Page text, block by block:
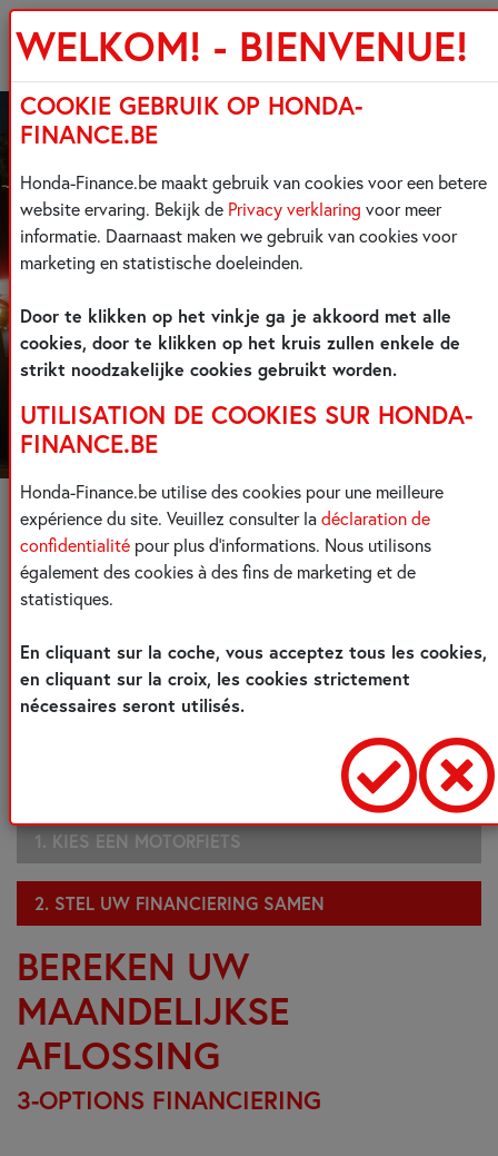
WELKOM! - BIENVENUE!
COOKIE GEBRUIK OP HONDA-
FINANCE.BE
Honda-Finance.be maakt gebruik van cookies voor een betere
website ervaring. Bekijk de Privacy verklaring voor meer
informatie. Daarnaast maken we gebruik van cookies voor
marketing en statistische doeleinden.
Door te klikken op het vinkje ga je akkoord met alle
cookies, door te klikken op het kruis zullen enkele de
strikt noodzakelijke cookies gebruikt worden.
UTILISATION DE COOKIES SUR HONDA-
FINANCE.BE
Honda-Finance.be utilise des cookies pour une meilleure
expérience du site. Veuillez consulter ladéclaration de
confidentialité pour plus d'informations. Nous utilisons
également des cookies à des fins de marketing et de
statistiques.
En cliquant sur la coche, vous acceptez tous les cookies,
en cliquant sur la croix, les cookies strictement
nécessaires seront utilisés.
LET OP, GELD
LENEN KOST OOK
1. KIES EEN MOTORFIETS
2. STEL UW FINANCIERING SAMEN
BEREKEN UW
MAANDELIJKSE
AFLOSSING
3-OPTIONS FINANCIERING